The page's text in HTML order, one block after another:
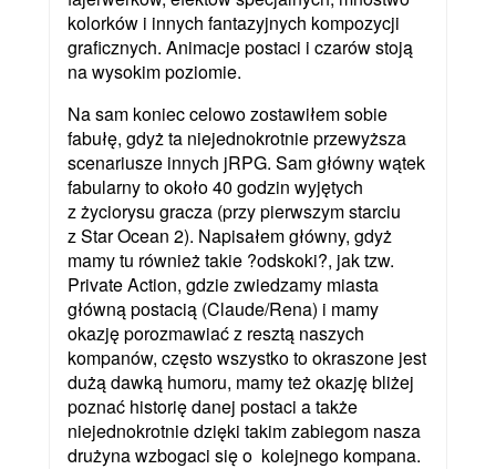
kolorków i innych fantazyjnych kompozycji
graficznych. Animacje postaci i czarów stoją
na wysokim poziomie.
Na sam koniec celowo zostawiłem sobie
fabułę, gdyż ta niejednokrotnie przewyższa
scenariusze innych jRPG. Sam główny wątek
fabularny to około 40 godzin wyjętych
z życiorysu gracza (przy pierwszym starciu
z Star Ocean 2). Napisałem główny, gdyż
mamy tu również takie ?odskoki?, jak tzw.
Private Action, gdzie zwiedzamy miasta
główną postacią (Claude/Rena) i mamy
okazję porozmawiać z resztą naszych
kompanów, często wszystko to okraszone jest
dużą dawką humoru, mamy też okazję bliżej
poznać historię danej postaci a także
niejednokrotnie dzięki takim zabiegom nasza
drużyna wzbogaci się o kolejnego kompana.